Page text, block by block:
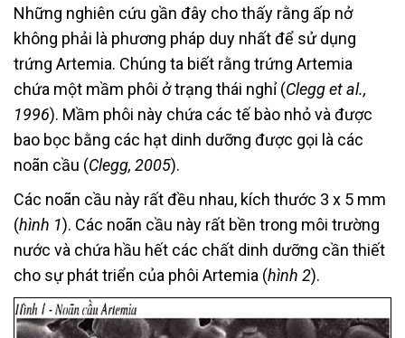
Những nghiên cứu gần đây cho thấy rằng ấp nở
không phải là phương pháp duy nhất để sử dụng
trứng Artemia. Chúng ta biết rằng trứng Artemia
chứa một mầm phôi ở trạng thái nghỉ (Clegg et al.,
1996). Mầm phôi này chứa các tế bào nhỏ và được
bao bọc bằng các hạt dinh dưỡng được gọi là các
noãn cầu (Clegg, 2005).
Các noãn cầu này rất đều nhau, kích thước 3 x 5 mm
(hình 1). Các noãn cầu này rất bền trong môi trường
nước và chứa hầu hết các chất dinh dưỡng cần thiết
cho sự phát triển của phôi Artemia (hình 2).